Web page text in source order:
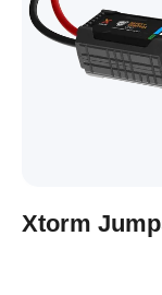
Xtorm